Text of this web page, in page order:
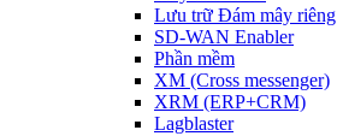
Lưu trữ Đám mây riêng
SD-WAN Enabler
Phần mềm
XM (Cross messenger)
XRM (ERP+CRM)
Lagblaster